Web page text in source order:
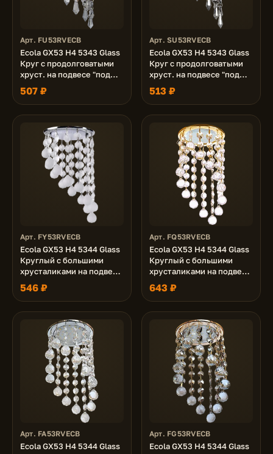
Арт. FU53RVECB
Ecola GX53 H4 5343 Glass
Круг с продолговатыми
хруст. на подвесе "под
скос" Тонированный /
Золото 240x110 (к+)
507 ₽
Арт. SU53RVECB
Ecola GX53 H4 5343 Glass
Круг с продолговатыми
хруст. на подвесе "под
скос" Тонированный /
Хром 240x110 (к+)
513 ₽
Арт. FY53RVECB
Ecola GX53 H4 5344 Glass
Круглый с большими
хрусталиками на подвесе
"под скос" Матовый /
Хром 225x110 (к+)
546 ₽
Арт. FQ53RVECB
Ecola GX53 H4 5344 Glass
Круглый с большими
хрусталиками на подвесе
"под скос" Прозрачный /
Золото 225x110 (к+)
643 ₽
Арт. FA53RVECB
Ecola GX53 H4 5344 Glass
Арт. FG53RVECB
Ecola GX53 H4 5344 Glass